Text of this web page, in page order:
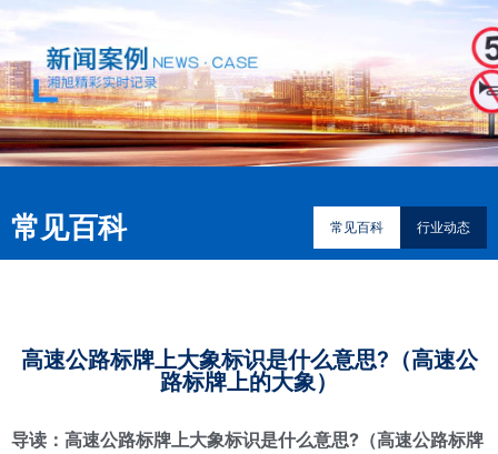
常见百科 常见百科 行业动态
高速公路标牌上大象标识是什么意思?（高速公
路标牌上的大象）
导读：高速公路标牌上大象标识是什么意思?（高速公路标牌